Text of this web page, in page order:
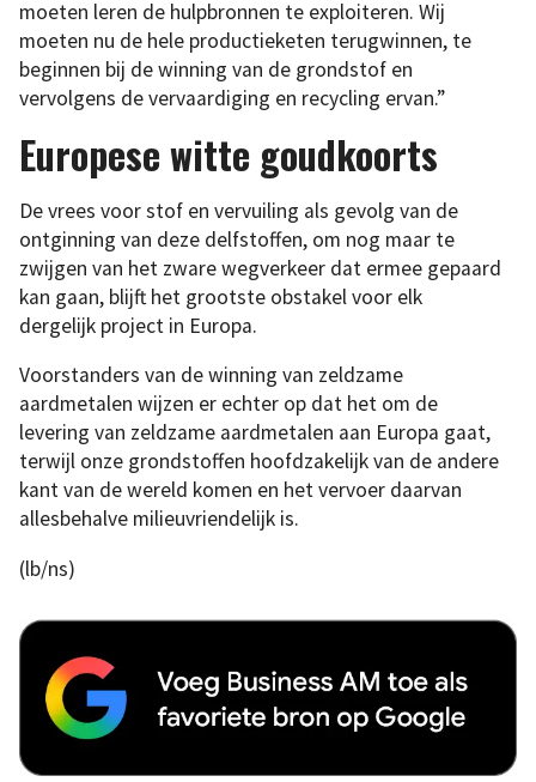
moeten leren de hulpbronnen te exploiteren. Wij
moeten nu de hele productieketen terugwinnen, te
beginnen bij de winning van de grondstof en
vervolgens de vervaardiging en recycling ervan.”
Europese witte goudkoorts
De vrees voor stof en vervuiling als gevolg van de
ontginning van deze delfstoffen, om nog maar te
zwijgen van het zware wegverkeer dat ermee gepaard
kan gaan, blijft het grootste obstakel voor elk
dergelijk project in Europa.
Voorstanders van de winning van zeldzame
aardmetalen wijzen er echter op dat het om de
levering van zeldzame aardmetalen aan Europa gaat,
terwijl onze grondstoffen hoofdzakelijk van de andere
kant van de wereld komen en het vervoer daarvan
allesbehalve milieuvriendelijk is.
(lb/ns)